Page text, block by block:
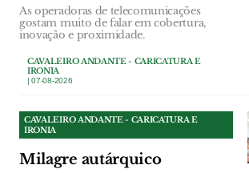
As operadoras de telecomunicações
gostam muito de falar em cobertura,
inovação e proximidade.
CAVALEIRO ANDANTE - CARICATURA E
IRONIA
| 07-08-2026
CAVALEIRO ANDANTE - CARICATURA E
IRONIA
Milagre autárquico